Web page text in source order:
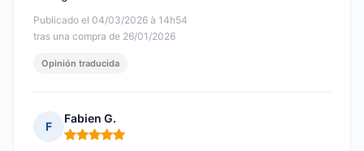
Publicado el 04/03/2026 à 14h54
tras una compra de 26/01/2026
Opinión traducida
F
Fabien G.
Nota: 5 de 5